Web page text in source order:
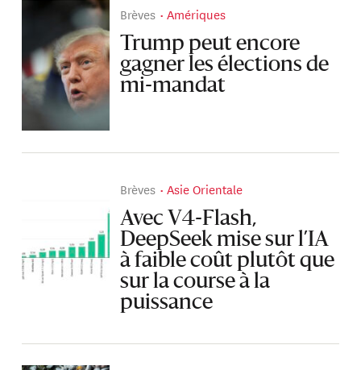
Brèves Amériques
Trump peut encore
gagner les élections de
mi-mandat
Brèves Asie Orientale
Avec V4-Flash,
DeepSeek mise sur l’IA
à faible coût plutôt que
sur la course à la
puissance